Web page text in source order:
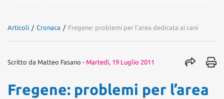
Articoli / Cronaca / Fregene: problemi per l’area dedicata ai cani
Scritto da Matteo Fasano - Martedì, 19 Luglio 2011
Fregene: problemi per l’area